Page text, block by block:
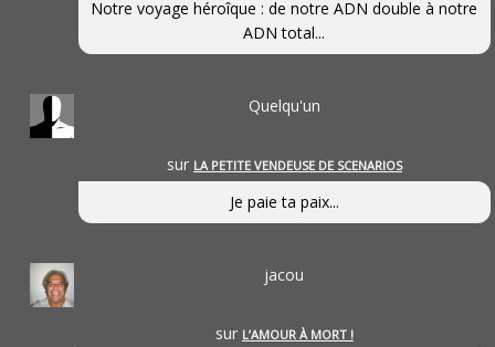
Notre voyage héroîque : de notre ADN double à notre
ADN total...
Quelqu'un
sur LA PETITE VENDEUSE DE SCENARIOS
Je paie ta paix...
jacou
sur L’AMOUR À MORT !